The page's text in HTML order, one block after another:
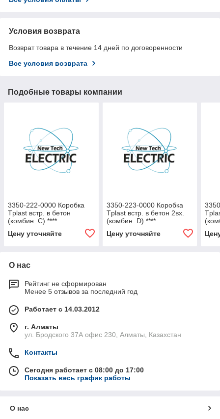
Условия возврата
Возврат товара в течение 14 дней по договоренности
Все условия возврата
Подобные товары компании
3350-222-0000 Коробка
Тplast встр. в бетон
(комбин. C) ****
Цену уточняйте
3350-223-0000 Коробка
Тplast встр. в бетон 2вх.
(комбин. D) ****
Цену уточняйте
О нас
Рейтинг не сформирован
Менее 5 отзывов за последний год
Работает с 14.03.2012
г. Алматы
ул. Бродского 37А офис 230, Алматы, Казахстан
Контакты
Сегодня работает с 08:00 до 17:00
Показать весь график работы
О нас